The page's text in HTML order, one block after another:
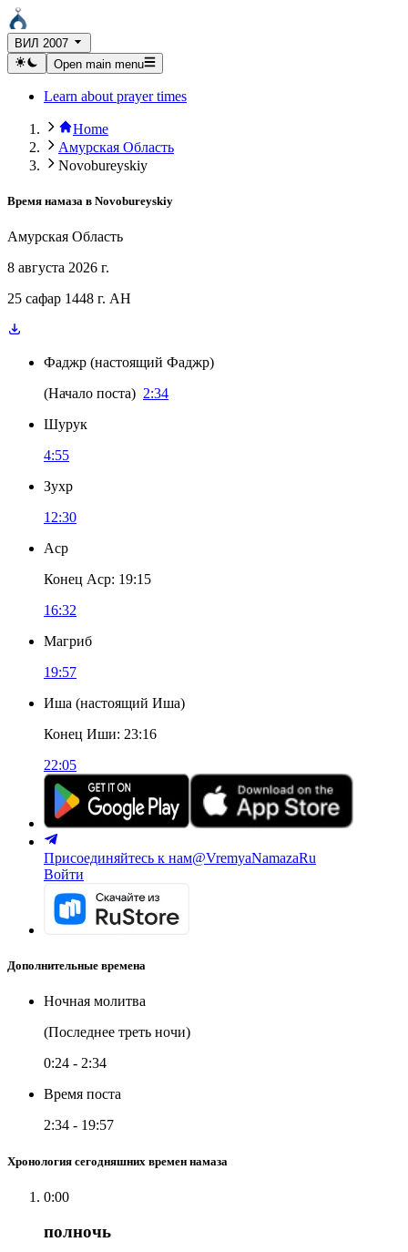
ВИЛ 2007
Open main menu
Learn about prayer times
Home
Амурская Область
Novobureyskiy
Время намаза в Novobureyskiy
Амурская Область
8 августа 2026 г.
25 сафар 1448 г. AH
Фаджр (настоящий Фаджр)
(Начало поста) 2:34
Шурук
4:55
Зухр
12:30
Аср
Конец Аср: 19:15
16:32
Магриб
19:57
Иша (настоящий Иша)
Конец Иши: 23:16
22:05
Присоединяйтесь к нам@VremyaNamazaRu
Войти
Дополнительные времена
Ночная молитва
(Последнее треть ночи)
0:24 - 2:34
Время поста
2:34 - 19:57
Хронология сегодняшних времен намаза
0:00
полночь